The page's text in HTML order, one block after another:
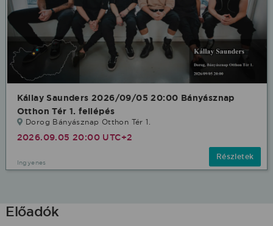
Kállay Saunders 2026/09/05 20:00 Bányásznap
Otthon Tér 1. fellépés
Dorog Bányásznap Otthon Tér 1.
2026.09.05 20:00 UTC+2
Ingyenes
Részletek
Előadók